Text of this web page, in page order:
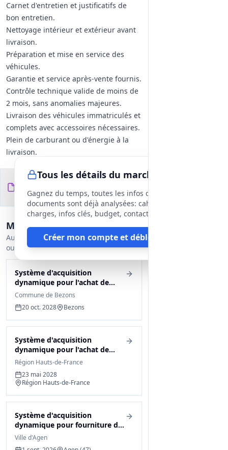
Carnet d'entretien et justificatifs de
bon entretien.
Nettoyage intérieur et extérieur avant
livraison.
Préparation et mise en service des
véhicules.
Garantie et service après-vente fournis.
Contrôle technique valide de moins de
2 mois, sans anomalies majeures.
Livraison des véhicules immatriculés et
complets avec accessoires nécessaires.
Plein de carburant ou d'énergie à la
livraison.
véhicules d'occasion.
Les véhicules doivent être issus de
l'Union Européenne et ne pas avoir été
accidentés.
Prise en charge des démarches
administratives pour les cartes grises.
Possibilité de reprise de véhicules
selon les marchés spécifiques.
Cette liste de prescriptions est non
exhaustive et d'autres exigences
peuvent être ajoutées lors des marchés
spécifiques.
Tous les détails du marché
Gagnez du temps, toutes les infos des
documents sont déjà analysées: cahier des
charges, infos clés, budget, contact, etc
Créer mon compte et débloquer
Documents du
DCE
fichiers
Marchés similaires
Autres appels d'offres proches encore
ouverts.
Système d'acquisition
dynamique pour l'achat de
véhicules neufs et d'occasion
Commune de Bezons
20 oct. 2028
Bezons
Système d'acquisition
dynamique pour l'achat de
véhicules neufs et d'occasion
Région Hauts-de-France
23 mai 2028
Région Hauts-de-France
Système d'acquisition
dynamique pour fourniture de
véhicules d'occasion
Ville d'Agen